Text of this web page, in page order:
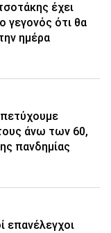
έχει
γεγονός ότι θα
ημέρα
άνω των 60,
πανδημίας
επανέλεγχοι